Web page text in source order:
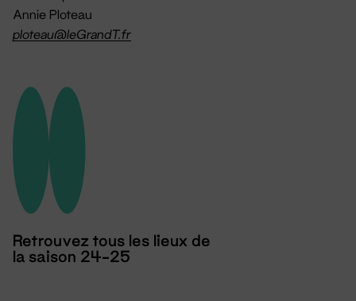
Annie Ploteau
ploteau@leGrandT.fr
Retrouvez tous les lieux de
la saison 24-25